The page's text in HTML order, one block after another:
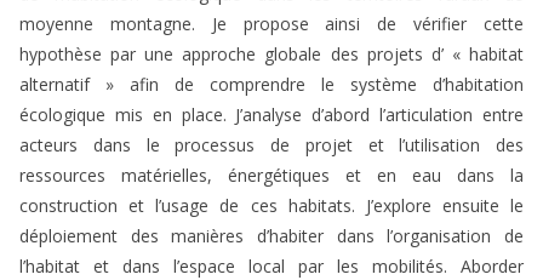
moyenne montagne. Je propose ainsi de vérifier cette
hypothèse par une approche globale des projets d’ « habitat
alternatif » afin de comprendre le système d’habitation
écologique mis en place. J’analyse d’abord l’articulation entre
acteurs dans le processus de projet et l’utilisation des
ressources matérielles, énergétiques et en eau dans la
construction et l’usage de ces habitats. J’explore ensuite le
déploiement des manières d’habiter dans l’organisation de
l’habitat et dans l’espace local par les mobilités. Aborder